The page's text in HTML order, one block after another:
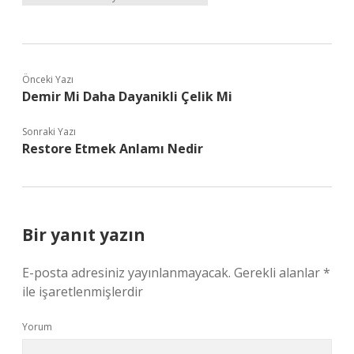
Önceki Yazı
Demir Mi Daha Dayanikli Çelik Mi
Sonraki Yazı
Restore Etmek Anlamı Nedir
Bir yanıt yazın
E-posta adresiniz yayınlanmayacak. Gerekli alanlar*
ile işaretlenmişlerdir
Yorum